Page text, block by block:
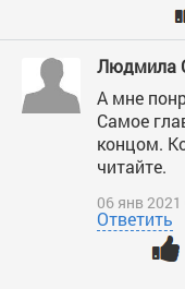
Людмила
А мне
Самое
концом.
читайте.
06 янв
Ответить